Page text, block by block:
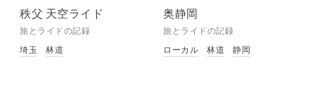
秩父 天空ライド
旅とライドの記録
埼玉
林道
奥静岡
旅とライドの記録
ローカル
林道 静岡